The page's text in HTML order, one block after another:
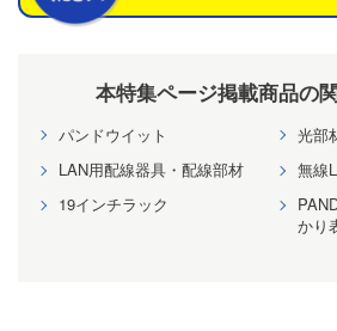
本特集ページ掲載商品の
パンドウイット
光部
LAN用配線器具・配線部材
無線
19インチラック
かり